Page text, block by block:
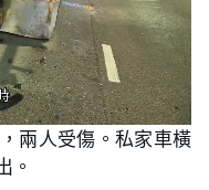
兩人受傷。私家車橫
。